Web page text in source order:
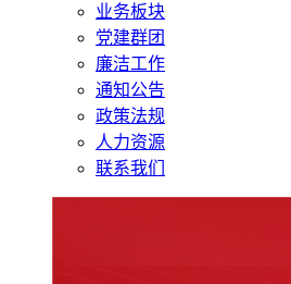
业务板块
党建群团
廉洁工作
通知公告
政策法规
人力资源
联系我们